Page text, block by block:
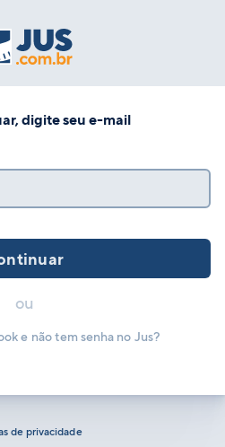
digite seu e-mail
ou
e não tem senha no Jus?
de privacidade